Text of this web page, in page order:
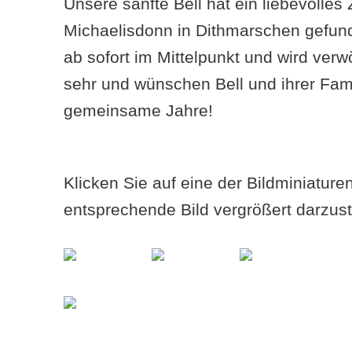
Michaelisdonn in Dithmarschen
ab sofort im Mittelpunkt und wird
sehr und wünschen Bell und ihrer
gemeinsame Jahre!
Klicken Sie auf eine der
entsprechende Bild vergrößert